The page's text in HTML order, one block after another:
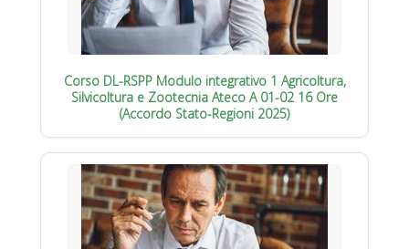
Corso DL-RSPP Modulo integrativo 1 Agricoltura,
Silvicoltura e Zootecnia Ateco A 01-02 16 Ore
(Accordo Stato-Regioni 2025)